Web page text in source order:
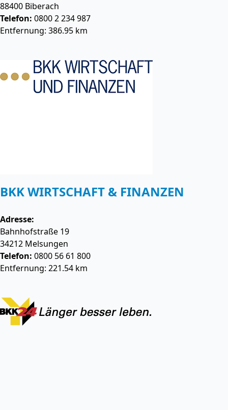
88400 Biberach
Telefon: 0800 2 234 987
Entfernung: 386.95 km
BKK WIRTSCHAFT & FINANZEN
Adresse:
Bahnhofstraße 19
34212 Melsungen
Telefon: 0800 56 61 800
Entfernung: 221.54 km